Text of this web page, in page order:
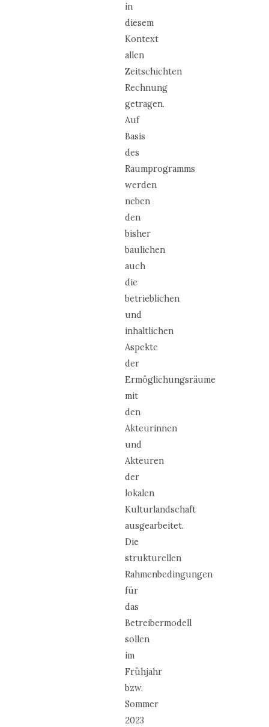
in
diesem
Kontext
allen
Zeitschichten
Rechnung
getragen.
Auf
Basis
des
Raumprogramms
werden
neben
den
bisher
baulichen
auch
die
betrieblichen
und
inhaltlichen
Aspekte
der
Ermöglichungsräume
mit
den
Akteurinnen
und
Akteuren
der
lokalen
Kulturlandschaft
ausgearbeitet.
Die
strukturellen
Rahmenbedingungen
für
das
Betreibermodell
sollen
im
Frühjahr
bzw.
Sommer
2023